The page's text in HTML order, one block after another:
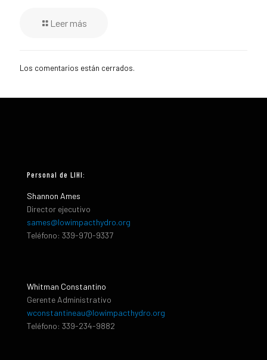
Leer más
Los comentarios están cerrados.
Personal de LIHI:
Shannon Ames
Director ejecutivo
sames@lowimpacthydro.org
Teléfono: 339-970-9337
Whitman Constantino
Gerente Administrativo
wconstantineau@lowimpacthydro.org
Teléfono: 339-234-9882